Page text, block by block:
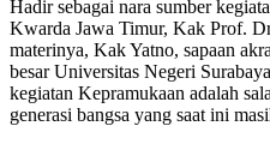
Hadir sebagai nara sumber
Kwarda Jawa Timur, Kak Prof.
materinya, Kak Yatno, sapaan
besar Universitas Negeri
kegiatan Kepramukaan adalah
generasi bangsa yang saat ini